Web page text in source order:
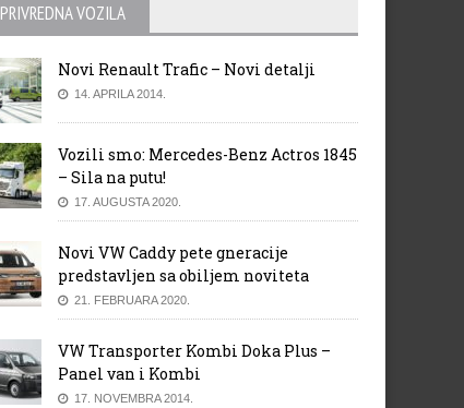
PRIVREDNA VOZILA
Novi Renault Trafic – Novi detalji
14. APRILA 2014.
Vozili smo: Mercedes-Benz Actros 1845
– Sila na putu!
17. AUGUSTA 2020.
Novi VW Caddy pete gneracije
predstavljen sa obiljem noviteta
21. FEBRUARA 2020.
VW Transporter Kombi Doka Plus –
Panel van i Kombi
17. NOVEMBRA 2014.